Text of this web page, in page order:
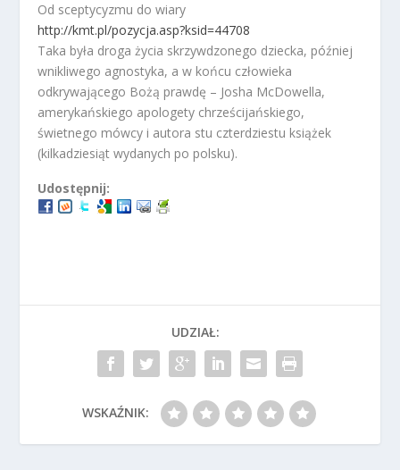
Od sceptycyzmu do wiary
http://kmt.pl/pozycja.asp?ksid=44708
Taka była droga życia skrzywdzonego dziecka, później
wnikliwego agnostyka, a w końcu człowieka
odkrywającego Bożą prawdę – Josha McDowella,
amerykańskiego apologety chrześcijańskiego,
świetnego mówcy i autora stu czterdziestu książek
(kilkadziesiąt wydanych po polsku).
Udostępnij:
UDZIAŁ:
WSKAŹNIK: